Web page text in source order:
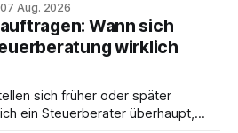
für Familien eine schwierige
dauerhaft in der Klinik bleiben –
möglich? Die außerklinische
diese Alternative: Sie
07 Aug. 2026
Wann sich
wirklich
sich früher oder später
ein Steuerberater überhaupt,